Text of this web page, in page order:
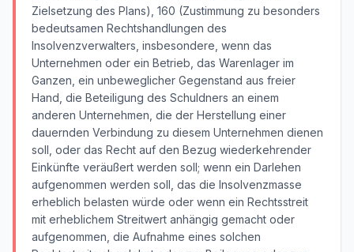
Zielsetzung des Plans), 160 (Zustimmung zu besonders
bedeutsamen Rechtshandlungen des
Insolvenzverwalters, insbesondere, wenn das
Unternehmen oder ein Betrieb, das Warenlager im
Ganzen, ein unbeweglicher Gegenstand aus freier
Hand, die Beteiligung des Schuldners an einem
anderen Unternehmen, die der Herstellung einer
dauernden Verbindung zu diesem Unternehmen dienen
soll, oder das Recht auf den Bezug wiederkehrender
Einkünfte veräußert werden soll; wenn ein Darlehen
aufgenommen werden soll, das die Insolvenzmasse
erheblich belasten würde oder wenn ein Rechtsstreit
mit erheblichem Streitwert anhängig gemacht oder
aufgenommen, die Aufnahme eines solchen